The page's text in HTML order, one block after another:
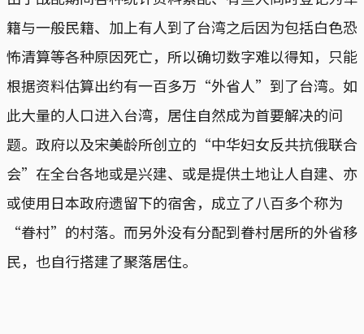
籍与一般民籍、加上有人到了台湾之后因为包括白色恐
怖清算等各种原因死亡，所以确切数字难以得知，只能
根据资料估算出约有一百多万“外省人”到了台湾。如
此大量的人口进入台湾，居住自然成为首要解决的问
题。政府以及宋美龄所创立的“中华妇女反共抗俄联合
会”在全台各地或是兴建、或是提供土地让人自建、亦
或使用日本政府遗留下的宿舍，成立了八百多个称为
“眷村”的村落。而另外没有分配到眷村居所的外省移
民，也自行搭建了聚落居住。